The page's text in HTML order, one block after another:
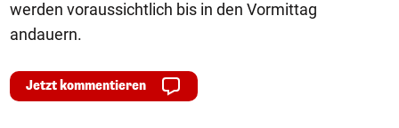
werden voraussichtlich bis in den Vormittag
andauern.
Jetzt kommentieren